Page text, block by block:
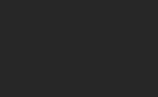
hinzu: Wasser, Öl, oder ... etwas